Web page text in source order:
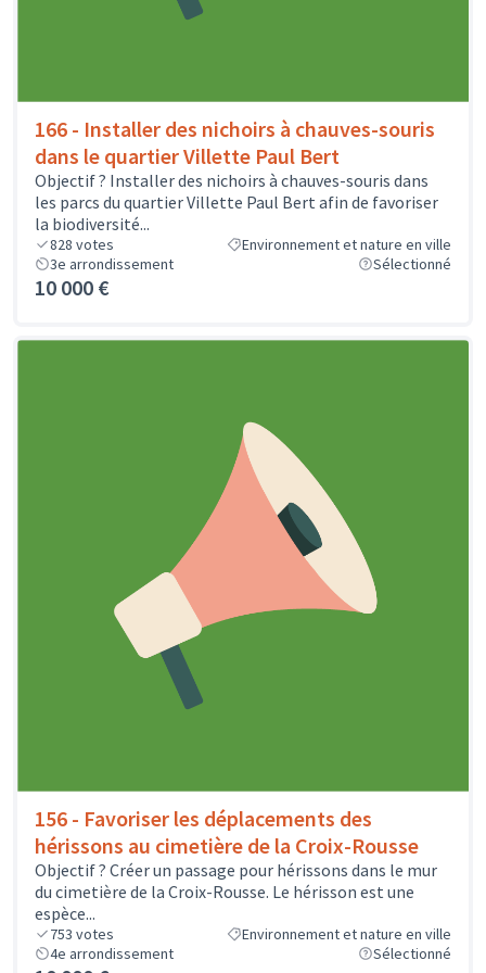
166 - Installer des nichoirs à chauves-souris
dans le quartier Villette Paul Bert
Objectif ? Installer des nichoirs à chauves-souris dans
les parcs du quartier Villette Paul Bert afin de favoriser
la biodiversité...
828 votes
Environnement et nature en ville
3e arrondissement
Sélectionné
10 000 €
156 - Favoriser les déplacements des
hérissons au cimetière de la Croix-Rousse
Objectif ? Créer un passage pour hérissons dans le mur
du cimetière de la Croix-Rousse. Le hérisson est une
espèce...
753 votes
Environnement et nature en ville
4e arrondissement
Sélectionné